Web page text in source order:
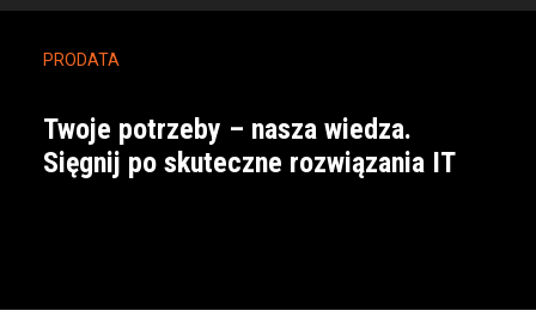
PRODATA
Twoje potrzeby – nasza wiedza.
Sięgnij po skuteczne rozwiązania IT